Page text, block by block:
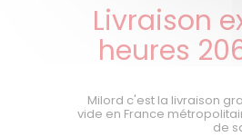
Livraison
heures
Milord c'est la livraison
vide en France
de